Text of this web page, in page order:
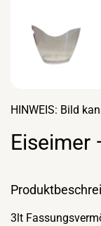
HINWEIS: Bild
Eiseimer
3lt